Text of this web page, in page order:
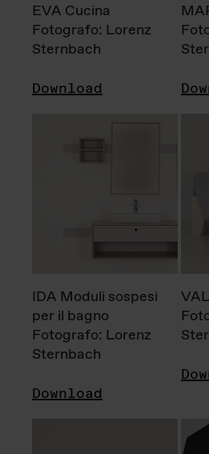
EVA Cucina
Fotografo: Lorenz
Sternbach
Download
IDA Moduli sospesi
per il bagno
Fotografo: Lorenz
Sternbach
Download